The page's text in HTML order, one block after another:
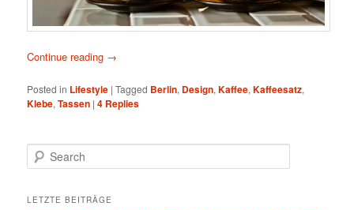
Continue reading →
Posted in Lifestyle |Tagged Berlin, Design,Kaffee,Kaffeesatz,
Klebe,Tassen |4 Replies
Search
LETZTE BEITRÄGE